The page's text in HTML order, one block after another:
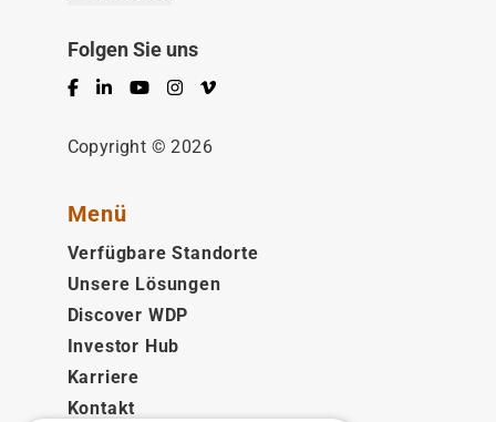
Folgen Sie uns
Facebook
LinkedInYouTubeInstagram
Vimeo
Copyright © 2026
Menü
Verfügbare Standorte
Unsere Lösungen
Discover WDP
Investor Hub
Karriere
Kontakt